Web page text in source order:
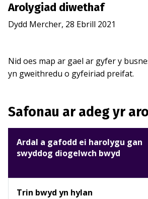
Arolygiad diwethaf
Dydd Mercher, 28 Ebrill 2021
Nid oes map ar gael ar gyfer y
yn gweithredu o gyfeiriad preifat.
Safonau ar adeg yr
Ardal a gafodd ei harolygu gan
swyddog diogelwch bwyd
Trin bwyd yn hylan